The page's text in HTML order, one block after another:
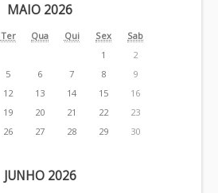
MAIO 2026
Ter Qua Qui Sex
Sab
1
2
5 6 7 8
9
12 13 14 15
16
19 20 21 22
23
26 27 28 29
30
JUNHO 2026